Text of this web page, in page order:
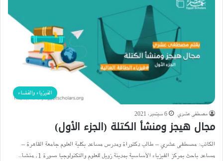
الفيزياء والفضاء
مصطفى عشري 6 سبتمبر، 2021
مجال هيجز ومنشأ الكتلة (الجزء الأول)
الكاتب: مصطفى عشري – طالب دكتوراة ومدرس مساعد بكلية العلوم جامعة القاهرة –
مساعد باحث بمركز الفيزياء الأساسية بمدينة زويل للعلوم والتكنولوجيا صورة 1. منشأ…